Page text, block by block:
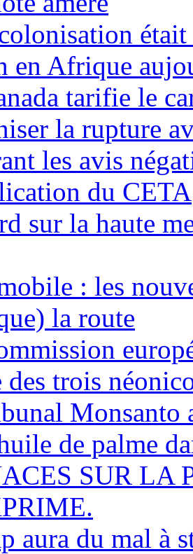
en Afrique
tarifie le
la rupture
les avis
du CETA
sur la haute
: les
la route
des trois
Monsanto
de palme
SUR LA
aura du mal à